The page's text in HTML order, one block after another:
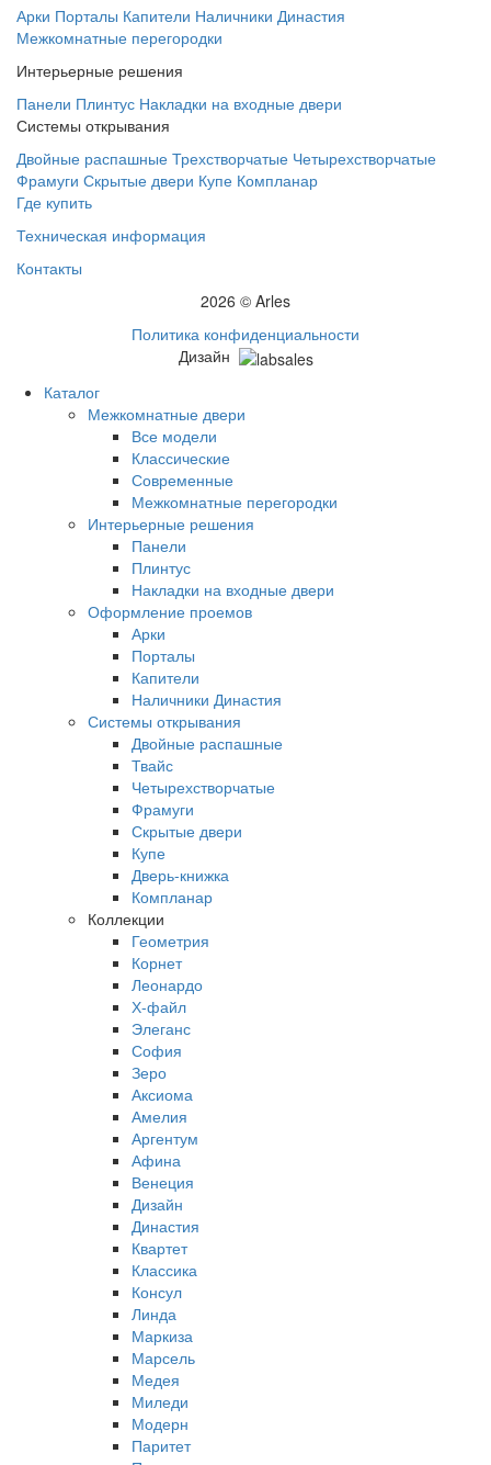
Арки Порталы Капители Наличники Династия
Межкомнатные перегородки
Интерьерные решения
Панели Плинтус Накладки на входные двери
Системы открывания
Двойные распашные Трехстворчатые Четырехстворчатые
Фрамуги Скрытые двери Купе Компланар
Где купить
Техническая информация
Контакты
2026 © Arles
Политика конфиденциальности
Дизайн
Каталог
Межкомнатные двери
Все модели
Классические
Современные
Межкомнатные перегородки
Интерьерные решения
Панели
Плинтус
Накладки на входные двери
Оформление проемов
Арки
Порталы
Капители
Наличники Династия
Системы открывания
Двойные распашные
Твайс
Четырехстворчатые
Фрамуги
Скрытые двери
Купе
Дверь-книжка
Компланар
Коллекции
Геометрия
Корнет
Леонардо
Х-файл
Элеганс
София
Зеро
Аксиома
Амелия
Аргентум
Афина
Венеция
Дизайн
Династия
Квартет
Классика
Консул
Линда
Маркиза
Марсель
Медея
Миледи
Модерн
Паритет